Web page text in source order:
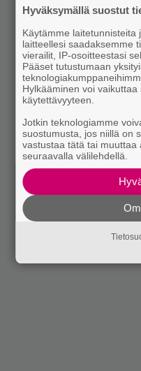
Hyväksymällä suostut
Käytämme laitetunnisteita
laitteellesi saadaksemme
vierailit, IP-osoitteestasi
Pääset tutustumaan
Hylkääminen voi
käytettävyyteen.
Jotkin teknologiamme
suostumusta, jos niillä on
vastustaa tätä tai muuttaa
seuraavalla välilehdellä.